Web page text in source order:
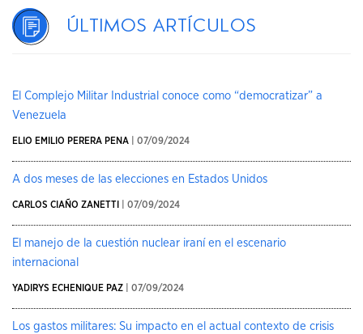
Últimos artículos
El Complejo Militar Industrial conoce como “democratizar” a
Venezuela
ELIO EMILIO PERERA PENA | 07/09/2024
A dos meses de las elecciones en Estados Unidos
CARLOS CIAÑO ZANETTI | 07/09/2024
El manejo de la cuestión nuclear iraní en el escenario
internacional
YADIRYS ECHENIQUE PAZ | 07/09/2024
Los gastos militares: Su impacto en el actual contexto de crisis